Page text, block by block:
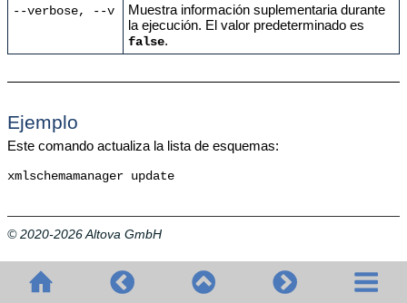
--verbose, --v
Muestra información suplementaria durante
la ejecución. El valor predeterminado es
false.
Ejemplo
Este comando actualiza la lista de esquemas:
xmlschemamanager update
© 2020-2026 Altova GmbH